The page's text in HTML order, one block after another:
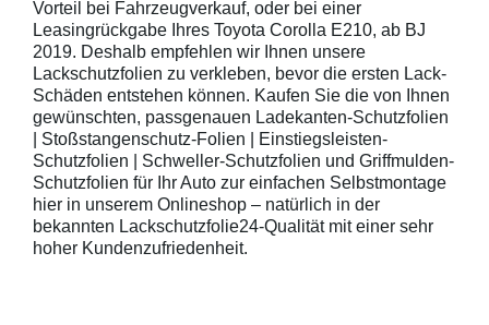
Vorteil bei Fahrzeugverkauf, oder bei einer
Leasingrückgabe Ihres Toyota Corolla E210, ab BJ
2019. Deshalb empfehlen wir Ihnen unsere
Lackschutzfolien zu verkleben, bevor die ersten Lack-
Schäden entstehen können. Kaufen Sie die von Ihnen
gewünschten, passgenauen Ladekanten-Schutzfolien
| Stoßstangenschutz-Folien | Einstiegsleisten-
Schutzfolien | Schweller-Schutzfolien und Griffmulden-
Schutzfolien für Ihr Auto zur einfachen Selbstmontage
hier in unserem Onlineshop – natürlich in der
bekannten Lackschutzfolie24-Qualität mit einer sehr
hoher Kundenzufriedenheit.